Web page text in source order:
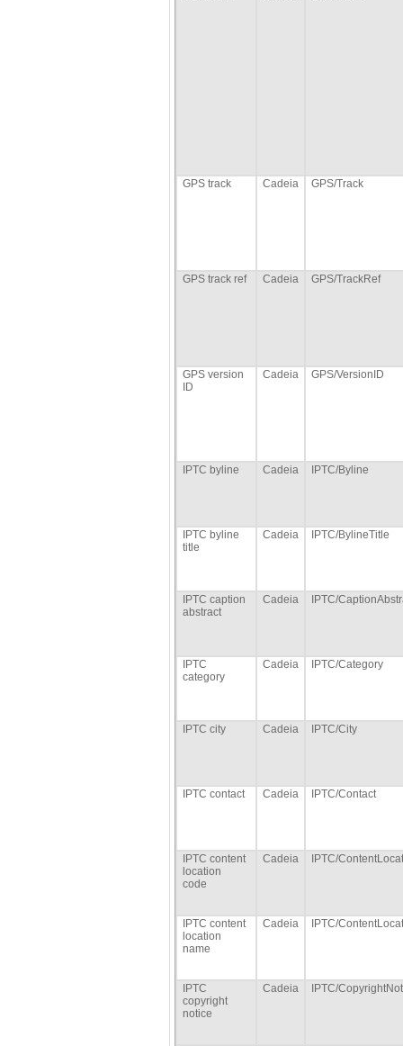
GPS track Cadeia GPS/Track
GPS track ref Cadeia GPS/TrackRef
GPS version
ID
Cadeia GPS/VersionID
IPTC byline Cadeia IPTC/Byline
IPTC byline
title
Cadeia IPTC/BylineTitle
IPTC caption
abstract
Cadeia IPTC/
IPTC
category
Cadeia IPTC/Category
IPTC city Cadeia IPTC/City
IPTC contact Cadeia IPTC/Contact
IPTC content
location
code
Cadeia IPTC/
IPTC content
location
name
Cadeia IPTC/
IPTC
copyright
notice
Cadeia IPTC/